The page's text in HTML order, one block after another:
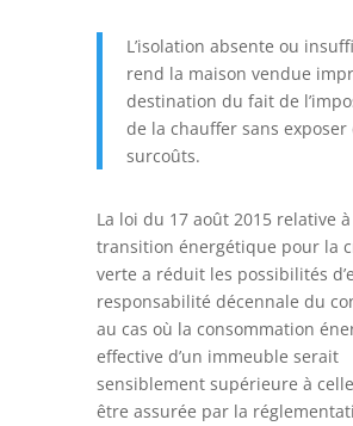
L’isolation absente ou
rend la maison vendue
destination du fait de
de la chauffer sans exposer
surcoûts.
La loi du 17 août 2015 relative
transition énergétique pour la
verte a réduit les possibilités
responsabilité décennale du
au cas où la consommation
effective d’un immeuble serait
sensiblement supérieure à
être assurée par la